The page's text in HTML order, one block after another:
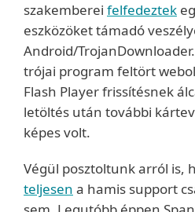
szakemberei felfedeztek
eszközöket támadó
Android/
trójai program feltört
Flash Player frissítésnek
letöltés után további
képes volt.
Végül posztoltunk arról is,
teljesen a hamis support